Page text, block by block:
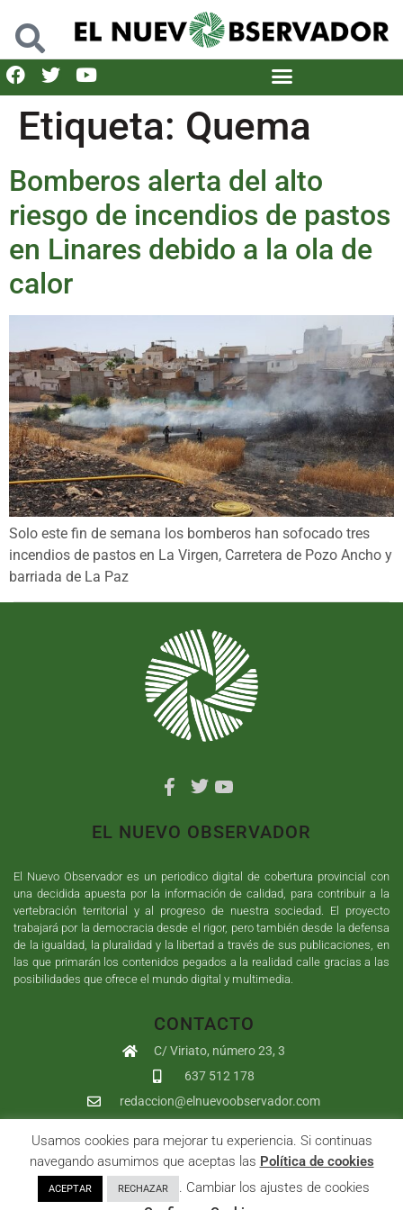
Etiqueta: Quema
Bomberos alerta del alto
riesgo de incendios de pastos
en Linares debido a la ola de
calor
Solo este fin de semana los bomberos han sofocado tres
incendios de pastos en La Virgen, Carretera de Pozo Ancho y
barriada de La Paz
EL NUEVO OBSERVADOR
El Nuevo Observador es un periodico digital de cobertura provincial con
una decidida apuesta por la información de calidad, para contribuir a la
vertebración territorial y al progreso de nuestra sociedad. El proyecto
trabajará por la democracia desde el rigor, pero también desde la defensa
de la igualdad, la pluralidad y la libertad a través de sus publicaciones, en
las que primarán los contenidos pegados a la realidad calle gracias a las
posibilidades que ofrece el mundo digital y multimedia.
CONTACTO
C/ Viriato, número 23, 3
637 512 178
redaccion@elnuevoobservador.com
Copyright ©2026 El Nuevo Observador | Sumurdigital Diseño web
yDesarrollo| All Rights Reserved |
Privacidad|Política de cookies|User
Usamos cookies para mejorar tu experiencia. Si continuas
navegando asumimos que aceptas las Política de cookies
ACEPTAR RECHAZAR
. Cambiar los ajustes de cookies